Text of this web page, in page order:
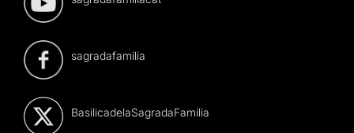
sagradafamilia
BasilicadelaSagradaFamilia